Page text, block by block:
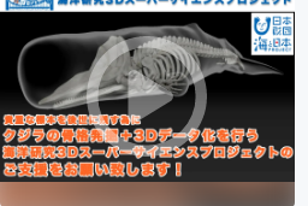
テクノロジー・ガジェッ
映像・映画
ビジネス・起業